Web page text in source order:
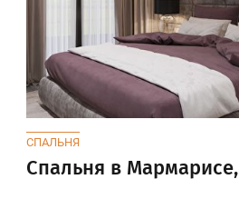
СПАЛЬНЯ
Спальня в